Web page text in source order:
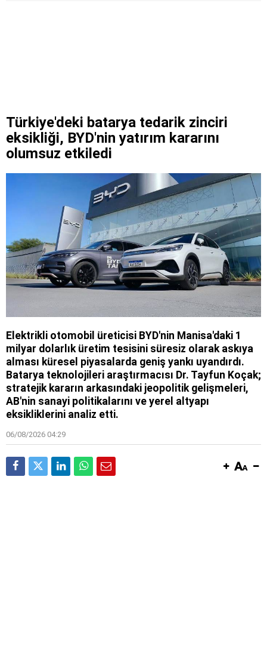
Türkiye'deki batarya tedarik zinciri
eksikliği, BYD'nin yatırım kararını
olumsuz etkiledi
Elektrikli otomobil üreticisi BYD'nin Manisa'daki 1
milyar dolarlık üretim tesisini süresiz olarak askıya
alması küresel piyasalarda geniş yankı uyandırdı.
Batarya teknolojileri araştırmacısı Dr. Tayfun Koçak;
stratejik kararın arkasındaki jeopolitik gelişmeleri,
AB'nin sanayi politikalarını ve yerel altyapı
eksikliklerini analiz etti.
06/08/2026 04:29